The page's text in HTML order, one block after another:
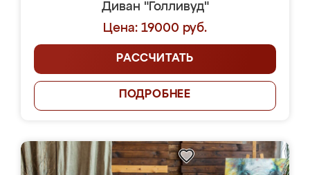
Диван "Голливуд"
Цена: 19000 руб.
РАССЧИТАТЬ
ПОДРОБНЕЕ